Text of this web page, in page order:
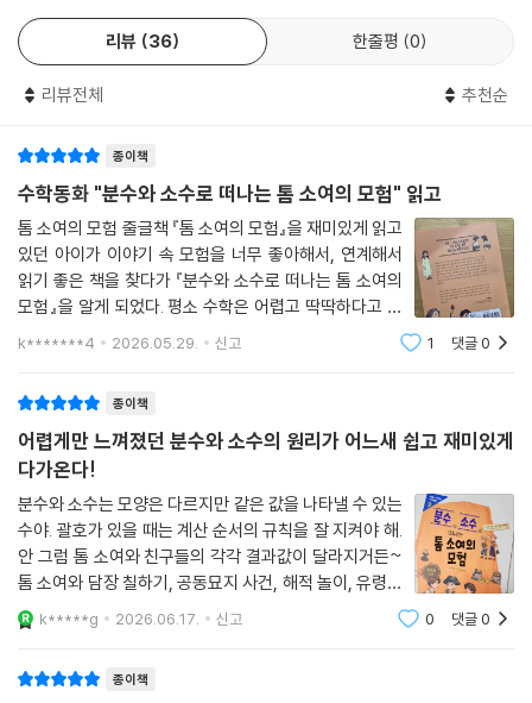
리뷰 36 한줄평 0
리뷰전체 추천순
종이책
수학동화 "분수와 소수로 떠나는 톰 소여의 모험" 읽고
톰 소여의 모험 줄글책 『톰 소여의 모험』을 재미있게 읽고
있던 아이가 이야기 속 모험을 너무 좋아해서, 연계해서
읽기 좋은 책을 찾다가 『분수와 소수로 떠나는 톰 소여의
모험』을 알게 되었다. 평소 수학은 어렵고 딱딱하다고 느
끼기 쉬운데, 좋아하는 이야기 속에서 분수와 소수를 함께
k*******4 2026.05.29. 신고 1 댓글0
종이책
어렵게만 느껴졌던 분수와 소수의 원리가 어느새 쉽고 재미있게
다가온다!
분수와 소수는 모양은 다르지만 같은 값을 나타낼 수 있는
수야. 괄호가 있을 때는 계산 순서의 규칙을 잘 지켜야 해.
안 그럼 톰 소여와 친구들의 각각 결과값이 달라지거든~
톰 소여와 담장 칠하기, 공동묘지 사건, 해적 놀이, 유령의
집, 동굴 탐험, 보물찾기 등 흥미진진하게 모험하다 보니
분수와 소수의 계산, 크기 비교 같은 수학을 쉽게 이해할
k*****g 2026.06.17. 신고 0 댓글0
종이책